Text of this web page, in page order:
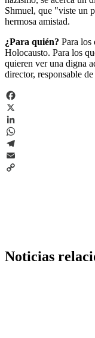
Shmuel, que "viste un
hermosa amistad.
¿Para quién? Para los
Holocausto. Para los
quieren ver una digna
director, responsable de
Facebook
X
LinkedIn
WhatsApp
Telegram
Email
Noticias